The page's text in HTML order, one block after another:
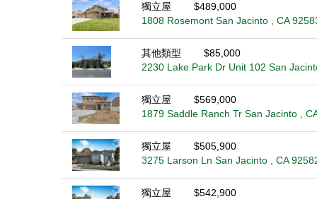
獨立屋
$489,000
1808 Rosemont San Jacinto , CA
其他類型
$85,000
2230 Lake Park Dr Unit 102 San
獨立屋
$569,000
1879 Saddle Ranch Tr San Jacinto ,
獨立屋
$505,900
3275 Larson Ln San Jacinto , CA
獨立屋
$542,900